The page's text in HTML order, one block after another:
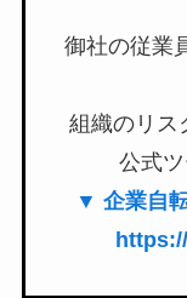
御社の従業
組織のリス
公式
▼ 企業自